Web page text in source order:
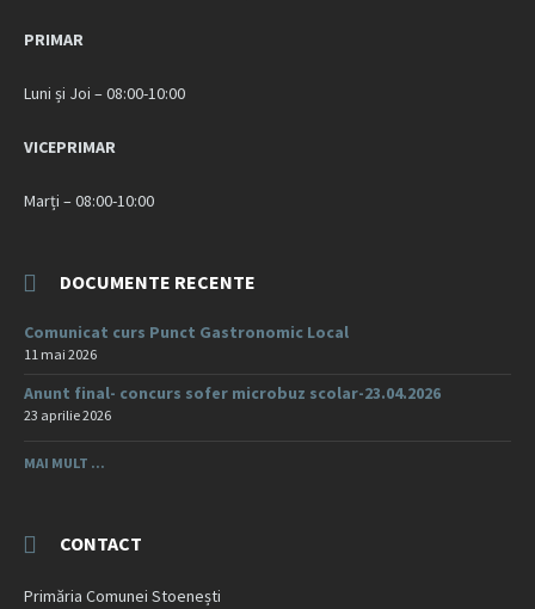
PRIMAR
Luni și Joi – 08:00-10:00
VICEPRIMAR
Marți – 08:00-10:00
DOCUMENTE RECENTE
Comunicat curs Punct Gastronomic Local
11 mai 2026
Anunt final- concurs sofer microbuz scolar-23.04.2026
23 aprilie 2026
MAI MULT ...
CONTACT
Primăria Comunei Stoenești